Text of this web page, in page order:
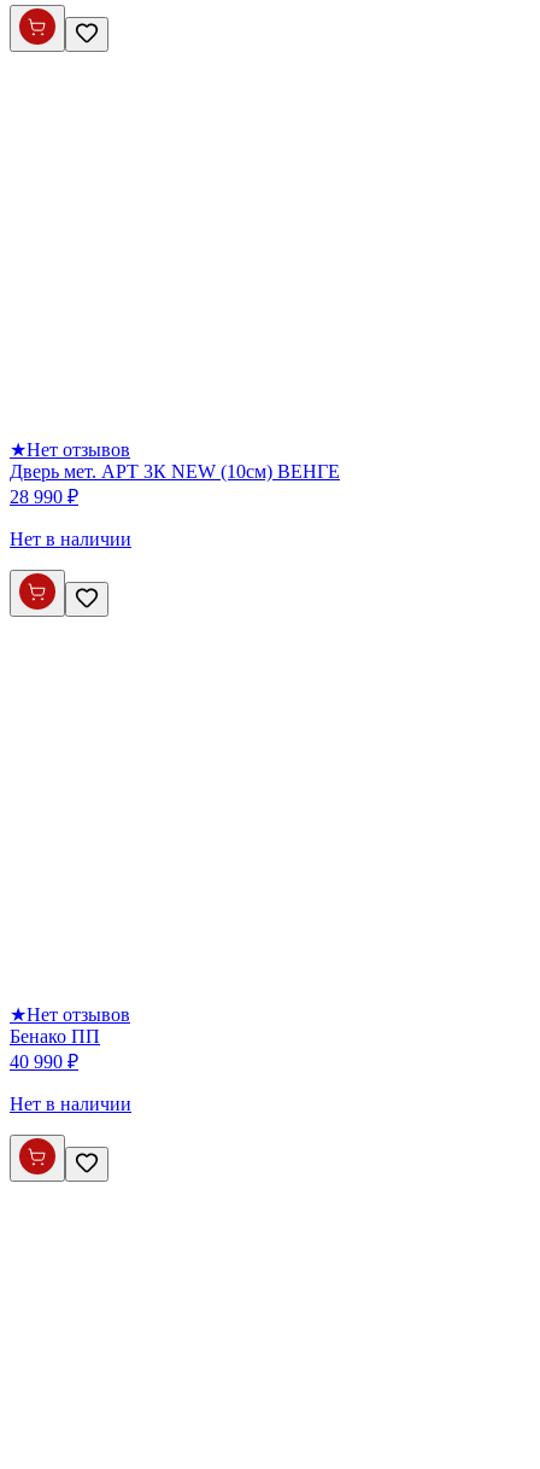
★Нет отзывов
Дверь мет. АРТ 3К NEW (10см) ВЕНГЕ
28 990 ₽
Нет в наличии
★Нет отзывов
Бенако ПП
40 990 ₽
Нет в наличии